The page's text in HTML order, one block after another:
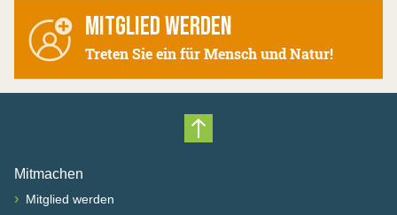
MITGLIED WERDEN
Treten Sie ein für Mensch und Natur!
Nach oben scrollen
Mitmachen
› Mitglied werden